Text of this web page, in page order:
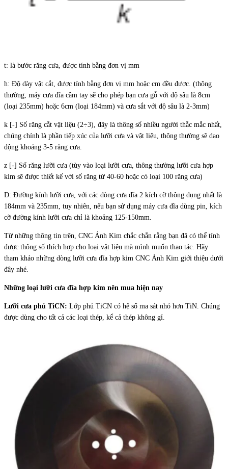
t: là bước răng cưa, được tính bằng đơn vị mm
h: Độ dày vật cắt, được tính bằng đơn vị mm hoặc cm đều được. (thông
thường, máy cưa đĩa cầm tay sẽ cho phép bạn cưa gỗ với độ sâu là 8cm
(loại 235mm) hoặc 6cm (loại 184mm) và cưa sắt với độ sâu là 2-3mm)
k [-] Số răng cắt vật liệu (2÷3), đây là thông số nhiều người thắc mắc nhất,
chúng chính là phần tiếp xúc của lưỡi cưa và vật liệu, thông thường sẽ dao
động khoảng 3-5 răng cưa.
z [-] Số răng lưỡi cưa (tùy vào loại lưỡi cưa, thông thường lưỡi cưa hợp
kim sẽ được thiết kế với số răng từ 40-60 hoặc có loại 100 răng cưa)
D: Đường kính lưỡi cưa, với các dòng cưa đĩa 2 kích cỡ thông dụng nhất là
184mm và 235mm, tuy nhiên, nếu bạn sử dụng máy cưa đĩa dùng pin, kích
cỡ đường kính lưỡi cưa chỉ là khoảng 125-150mm.
Từ những thông tin trên, CNC Ánh Kim chắc chắn rằng bạn đã có thể tính
được thông số thích hợp cho loại vật liệu mà mình muốn thao tác. Hãy
tham khảo những dòng lưỡi cưa đĩa hợp kim CNC Ánh Kim giới thiệu dưới
đây nhé.
Những loại lưỡi cưa đĩa hợp kim nên mua hiện nay
Lưỡi cưa phủ TiCN: Lớp phủ TiCN có hệ số ma sát nhỏ hơn TiN. Chúng
được dùng cho tất cả các loại thép, kể cả thép không gỉ.